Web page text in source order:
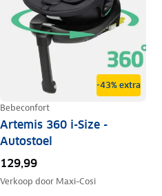
-43% extra
Bebeconfort
Artemis 360 i-Size -
Autostoel
129,99
Verkoop door Maxi-Cosi